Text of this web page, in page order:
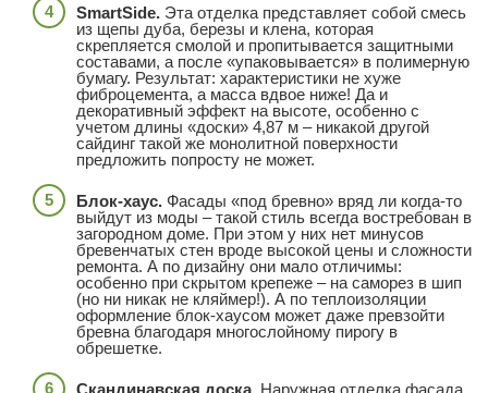
SmartSide. Эта отделка представляет собой смесь
из щепы дуба, березы и клена, которая
скрепляется смолой и пропитывается защитными
составами, а после «упаковывается» в полимерную
бумагу. Результат: характеристики не хуже
фиброцемента, а масса вдвое ниже! Да и
декоративный эффект на высоте, особенно с
учетом длины «доски» 4,87 м – никакой другой
сайдинг такой же монолитной поверхности
предложить попросту не может.
Блок-хаус. Фасады «под бревно» вряд ли когда-то
выйдут из моды – такой стиль всегда востребован в
загородном доме. При этом у них нет минусов
бревенчатых стен вроде высокой цены и сложности
ремонта. А по дизайну они мало отличимы:
особенно при скрытом крепеже – на саморез в шип
(но ни никак не кляймер!). А по теплоизоляции
оформление блок-хаусом может даже превзойти
бревна благодаря многослойному пирогу в
обрешетке.
Скандинавская доска. Наружная отделка фасада